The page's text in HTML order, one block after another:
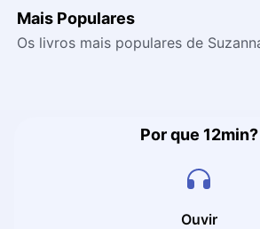
Mais Populares
Os livros mais populares de
Por que 12min?
Ouvir